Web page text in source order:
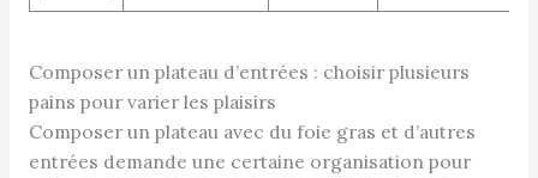
Composer un plateau d’entrées : choisir plusieurs
pains pour varier les plaisirs
Composer un plateau avec du foie gras et d’autres
entrées demande une certaine organisation pour